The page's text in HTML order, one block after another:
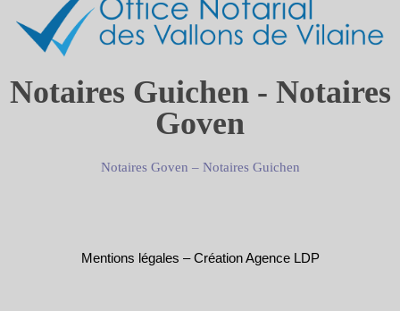
Notaires Guichen - Notaires
Goven
Notaires Goven – Notaires Guichen
Mentions légales –Création Agence LDP